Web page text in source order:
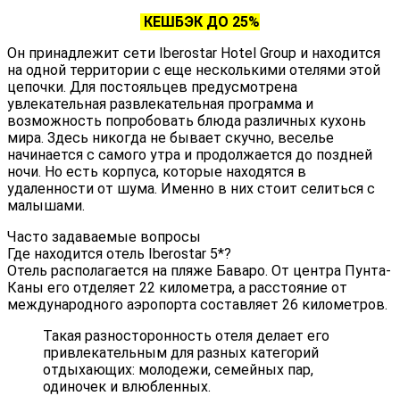
КЕШБЭК ДО 25%
Он принадлежит сети Iberostar Hotel Group и находится
на одной территории с еще несколькими отелями этой
цепочки. Для постояльцев предусмотрена
увлекательная развлекательная программа и
возможность попробовать блюда различных кухонь
мира. Здесь никогда не бывает скучно, веселье
начинается с самого утра и продолжается до поздней
ночи. Но есть корпуса, которые находятся в
удаленности от шума. Именно в них стоит селиться с
малышами.
Часто задаваемые вопросы
Где находится отель Iberostar 5*?
Отель располагается на пляже Баваро. От центра Пунта-
Каны его отделяет 22 километра, а расстояние от
международного аэропорта составляет 26 километров.
Такая разносторонность отеля делает его
привлекательным для разных категорий
отдыхающих: молодежи, семейных пар,
одиночек и влюбленных.